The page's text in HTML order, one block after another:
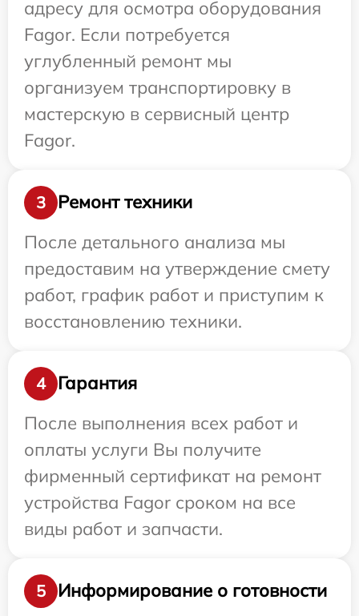
адресу для осмотра оборудования
Fagor. Если потребуется
углубленный ремонт мы
организуем транспортировку в
мастерскую в сервисный центр
Fagor.
3
Ремонт техники
После детального анализа мы
предоставим на утверждение смету
работ, график работ и приступим к
восстановлению техники.
4
Гарантия
После выполнения всех работ и
оплаты услуги Вы получите
фирменный сертификат на ремонт
устройства Fagor сроком на все
виды работ и запчасти.
5
Информирование о готовности